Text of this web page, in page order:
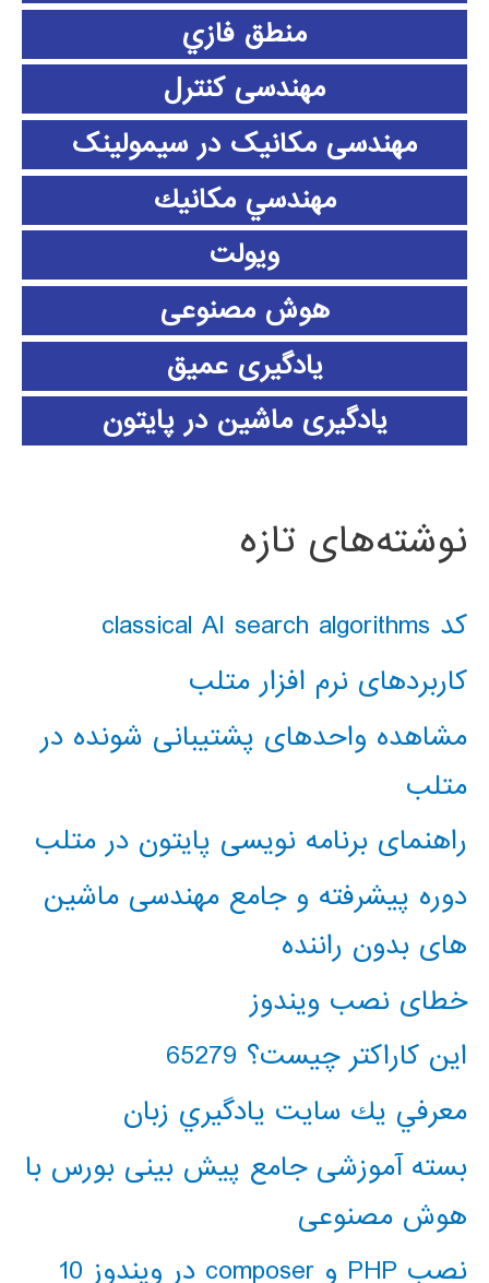
منطق فازي
مهندسی کنترل
مهندسی مکانیک در سیمولینک
مهندسي مكانيك
ویولت
هوش مصنوعی
یادگیری عمیق
یادگیری ماشین در پایتون
نوشته‌های تازه
کد classical AI search algorithms
کاربردهای نرم افزار متلب
مشاهده واحدهای پشتیبانی شونده در
متلب
راهنمای برنامه نویسی پایتون در متلب
دوره پیشرفته و جامع مهندسی ماشین
های بدون راننده
خطای نصب ویندوز
این کاراکتر چیست؟ 65279
معرفي يك سايت يادگيري زبان
بسته آموزشی جامع پیش بینی بورس با
هوش مصنوعی
نصب PHP و composer در ویندوز 10